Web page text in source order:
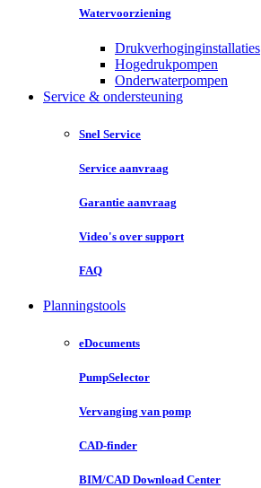
Watervoorziening
Drukverhoginginstallaties
Hogedrukpompen
Onderwaterpompen
Service & ondersteuning
Snel Service
Service aanvraag
Garantie aanvraag
Video's over support
FAQ
Planningstools
eDocuments
PumpSelector
Vervanging van pomp
CAD-finder
BIM/CAD Download Center